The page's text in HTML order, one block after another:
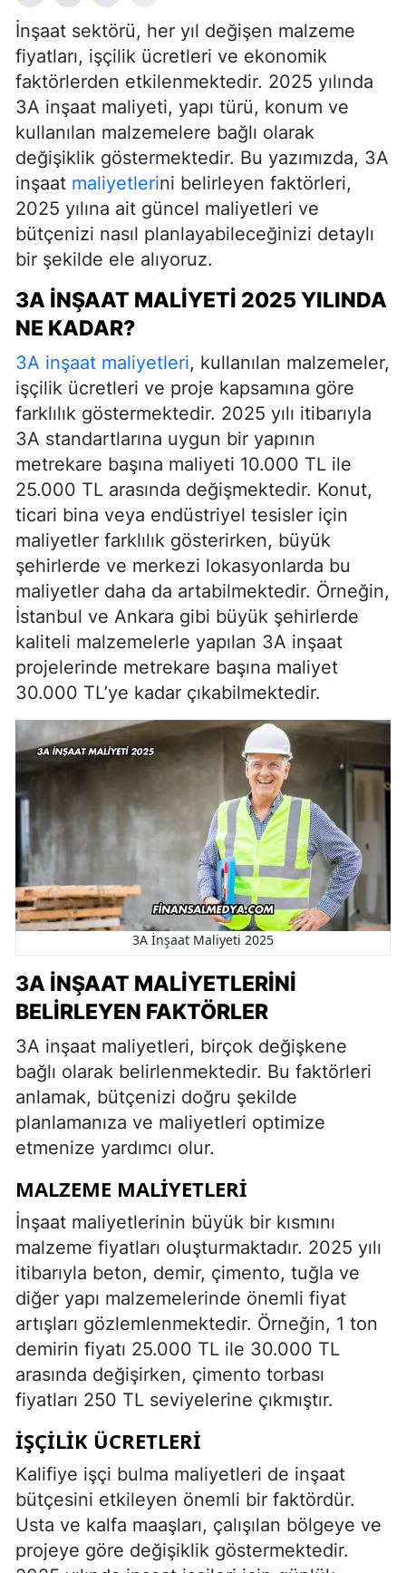
İnşaat sektörü, her yıl değişen malzeme
fiyatları, işçilik ücretleri ve ekonomik
faktörlerden etkilenmektedir. 2025 yılında
3A inşaat maliyeti, yapı türü, konum ve
kullanılan malzemelere bağlı olarak
değişiklik göstermektedir. Bu yazımızda, 3A
inşaat maliyetlerini belirleyen faktörleri,
2025 yılına ait güncel maliyetleri ve
bütçenizi nasıl planlayabileceğinizi detaylı
bir şekilde ele alıyoruz.
3A İNŞAAT MALIYETI 2025 YILINDA
NE KADAR?
3A inşaat maliyetleri, kullanılan malzemeler,
işçilik ücretleri ve proje kapsamına göre
farklılık göstermektedir. 2025 yılı itibarıyla
3A standartlarına uygun bir yapının
metrekare başına maliyeti 10.000 TL ile
25.000 TL arasında değişmektedir. Konut,
ticari bina veya endüstriyel tesisler için
maliyetler farklılık gösterirken, büyük
şehirlerde ve merkezi lokasyonlarda bu
maliyetler daha da artabilmektedir. Örneğin,
İstanbul ve Ankara gibi büyük şehirlerde
kaliteli malzemelerle yapılan 3A inşaat
projelerinde metrekare başına maliyet
30.000 TL’ye kadar çıkabilmektedir.
3A İnşaat Maliyeti 2025
3A İNŞAAT MALIYETLERINI
BELIRLEYEN FAKTÖRLER
3A inşaat maliyetleri, birçok değişkene
bağlı olarak belirlenmektedir. Bu faktörleri
anlamak, bütçenizi doğru şekilde
planlamanıza ve maliyetleri optimize
etmenize yardımcı olur.
MALZEME MALIYETLERI
İnşaat maliyetlerinin büyük bir kısmını
malzeme fiyatları oluşturmaktadır. 2025 yılı
itibarıyla beton, demir, çimento, tuğla ve
diğer yapı malzemelerinde önemli fiyat
artışları gözlemlenmektedir. Örneğin, 1 ton
demirin fiyatı 25.000 TL ile 30.000 TL
arasında değişirken, çimento torbası
fiyatları 250 TL seviyelerine çıkmıştır.
İŞÇILIK ÜCRETLERI
Kalifiye işçi bulma maliyetleri de inşaat
bütçesini etkileyen önemli bir faktördür.
Usta ve kalfa maaşları, çalışılan bölgeye ve
projeye göre değişiklik göstermektedir.